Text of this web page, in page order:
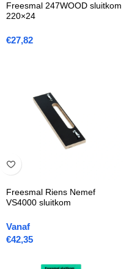
Freesmal 247WOOD sluitkom
220×24
€27,82
Freesmal Riens Nemef
VS4000 sluitkom
Vanaf
€42,35